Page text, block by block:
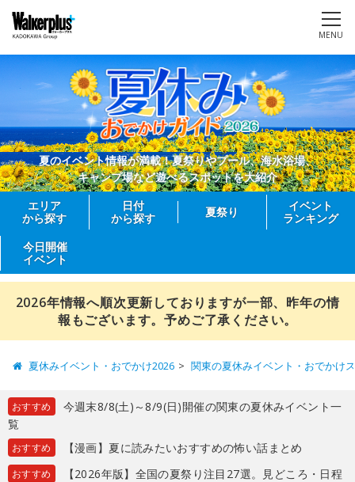
MENU
夏のイベント情報が満載！夏祭りやプール、海水浴場、
キャンプ場など遊べるスポットを大紹介
エリア
から探す
日付
から探す
夏祭り
イベント
ランキング
今日開催
イベント
2026年情報へ順次更新しておりますが一部、昨年の情
報もございます。予めご了承ください。
夏休みイベント・おでかけ2026 関東の夏休みイベント・おでかけ
おすすめ
今週末8/8(土)～8/9(日)開催の関東の夏休みイベント一
覧
おすすめ 【漫画】夏に読みたいおすすめの怖い話まとめ
おすすめ
【2026年版】全国の夏祭り注目27選。見どころ・日程